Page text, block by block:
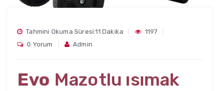
Tahmini Okuma Süresi:11 Dakika
1197
0 Yorum
Admin
Evo Mazotlu ısımak